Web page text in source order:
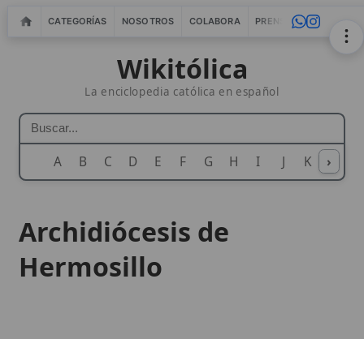
CATEGORÍAS NOSOTROS COLABORA PRENSA WEBMASTERS
Wikitólica
La enciclopedia católica en español
A B C D E F G H I J K L M
›
Hermosillo